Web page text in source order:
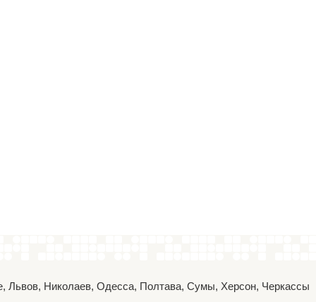
Львов, Николаев, Одесса, Полтава, Сумы, Херсон, Черкассы